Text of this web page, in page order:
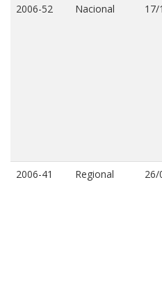
2006-52 Nacional 17/
2006-41 Regional 26/